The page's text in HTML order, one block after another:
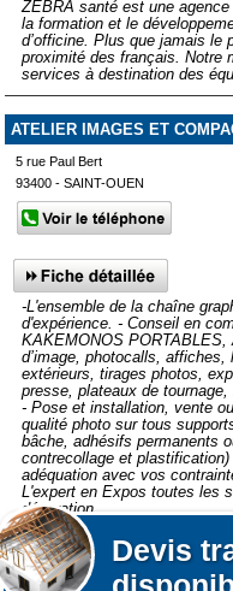
Devis
ZEBRA santé est une
la formation et le
d’officine. Plus que jamais le
proximité des français. Notre
services à destination des
ATELIER IMAGES ET
5 rue Paul Bert
93400 - SAINT-OUEN
-L'ensemble de la chaîne
d'expérience. - Conseil en
KAKEMONOS PORTABLES,
d’image, photocalls,
extérieurs, tirages photos,
presse, plateaux de
- Pose et installation, vente
qualité photo sur tous
bâche, adhésifs permanents
contrecollage et
adéquation avec vos
L'expert en Expos toutes les
décoration
Afficher plus de
Lors de votre visite sur notre site
déposés sur votre terminal.